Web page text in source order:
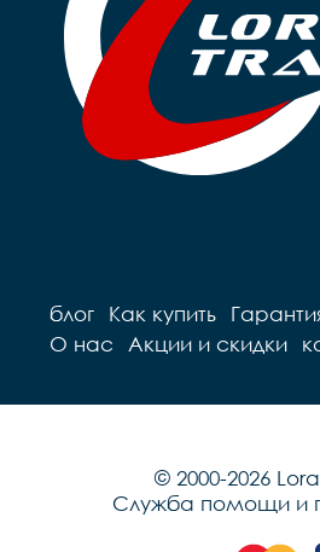
блог Как купить
О нас
Акции и скидки
© 2000-2026
Служба помощи и